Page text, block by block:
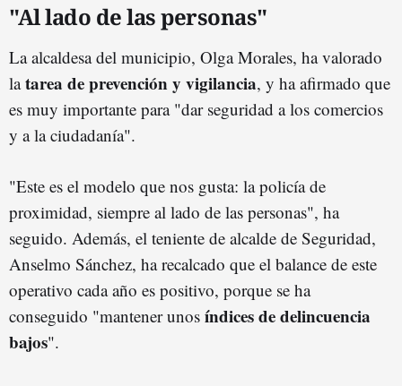
"Al lado de las personas"
La alcaldesa del municipio, Olga Morales, ha valorado
latarea de prevención y vigilancia, y ha afirmado que
es muy importante para "dar seguridad a los comercios
y a la ciudadanía".
"Este es el modelo que nos gusta: la policía de
proximidad, siempre al lado de las personas", ha
seguido. Además, el teniente de alcalde de Seguridad,
Anselmo Sánchez, ha recalcado que el balance de este
operativo cada año es positivo, porque se ha
conseguido "mantener unos índices de delincuencia
bajos".